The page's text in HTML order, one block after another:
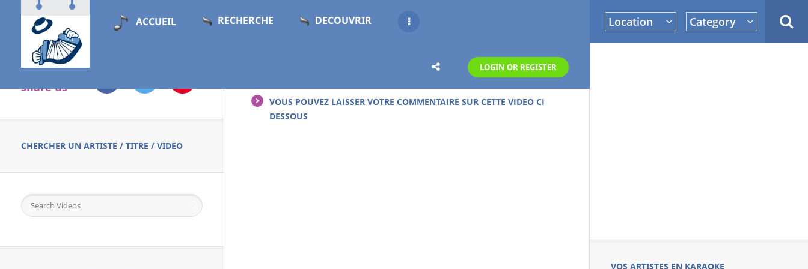
ACCUEIL RECHERCHE DECOUVRIR
LOGIN OR REGISTER
Location Category
VOS ARTISTES EN KARAOKE
Follow &
share us
CHERCHER UN ARTISTE / TITRE / VIDEO
PLUD DE 19 000 VIDEOS GRATUITES SUR CE SITE !
VOUS POUVEZ LAISSER VOTRE COMMENTAIRE SUR CETTE VIDEO CI
DESSOUS